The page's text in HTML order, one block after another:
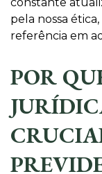
pela nossa
referência em
POR